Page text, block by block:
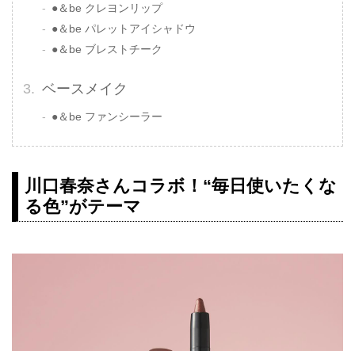
●＆be クレヨンリップ
●＆be パレットアイシャドウ
●＆be ブレストチーク
ベースメイク
●＆be ファンシーラー
川口春奈さんコラボ！“毎日使いたくな
る色”がテーマ